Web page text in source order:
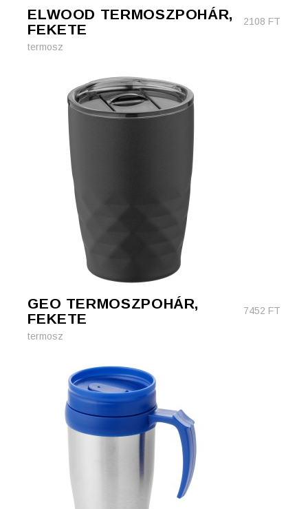
ELWOOD TERMOSZPOHÁR,
FEKETE
2108 FT
termosz
GEO TERMOSZPOHÁR,
FEKETE
7452 FT
termosz